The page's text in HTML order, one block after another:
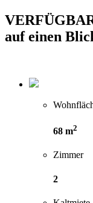
auf einen
68 m2
Zimmer
2